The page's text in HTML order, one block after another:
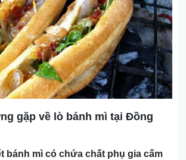
gặp về lò bánh mì tại Đồng
bánh mì có chứa chất phụ gia cấm